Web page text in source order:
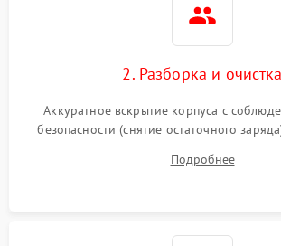
2. Разборка и очистка
Аккуратное вскрытие корпуса с
безопасности (снятие остаточного
и кистей для предотвращения
Подробнее